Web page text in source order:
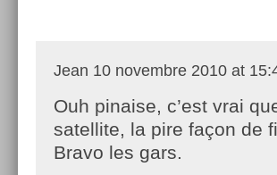
Jean 10 novembre 2010 at
Ouh pinaise, c’est vrai
satellite, la pire façon de
Bravo les gars.